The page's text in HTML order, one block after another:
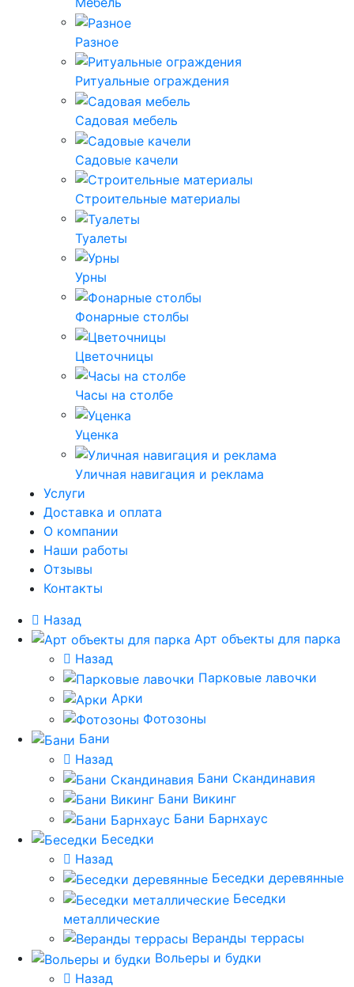
Разное
Ритуальные ограждения
Садовая мебель
Садовые качели
Строительные материалы
Туалеты
Урны
Фонарные столбы
Цветочницы
Часы на столбе
Уценка
Уличная навигация и реклама
Услуги
Доставка и оплата
О компании
Наши работы
Отзывы
Контакты
Назад
Арт объекты для парка
Назад
Парковые лавочки
Арки
Фотозоны
Бани
Назад
Бани Скандинавия
Бани Викинг
Бани Барнхаус
Беседки
Назад
Беседки деревянные
Беседки
металлические
Веранды террасы
Вольеры и будки
Назад